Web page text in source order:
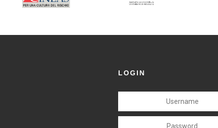
LOGIN